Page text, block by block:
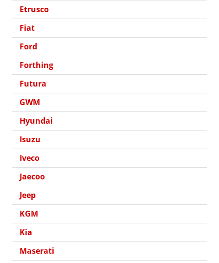
Etrusco
Fiat
Ford
Forthing
Futura
GWM
Hyundai
Isuzu
Iveco
Jaecoo
Jeep
KGM
Kia
Maserati